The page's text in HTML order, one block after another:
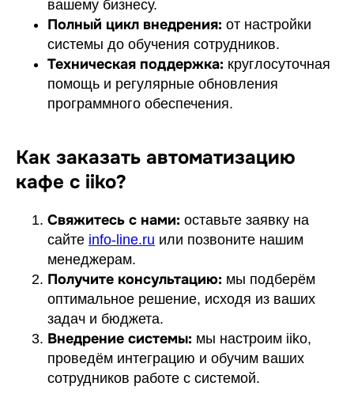
вашему бизнесу.
Полный цикл внедрения: от настройки
системы до обучения сотрудников.
Техническая поддержка: круглосуточная
помощь и регулярные обновления
программного обеспечения.
Как заказать автоматизацию
кафе с iiko?
Свяжитесь с нами: оставьте заявку на
сайте info-line.ru или позвоните нашим
менеджерам.
Получите консультацию: мы подберём
оптимальное решение, исходя из ваших
задач и бюджета.
Внедрение системы: мы настроим iiko,
проведём интеграцию и обучим ваших
сотрудников работе с системой.